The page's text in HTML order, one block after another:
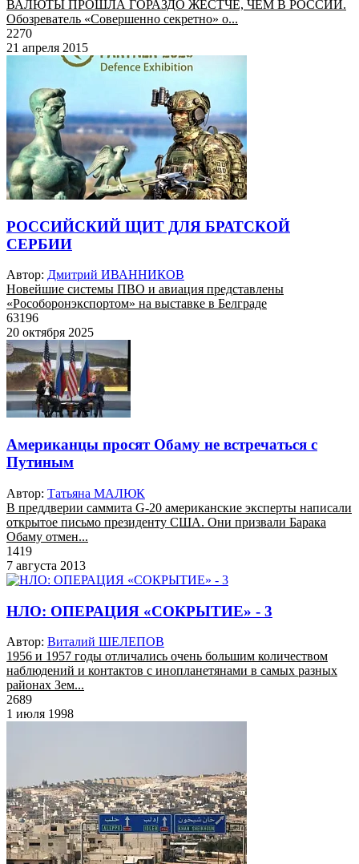
ВАЛЮТЫ ПРОШЛА ГОРАЗДО ЖЕСТЧЕ, ЧЕМ В РОССИИ.
Обозреватель «Совершенно секретно» о...
2270
21 апреля 2015
РОССИЙСКИЙ ЩИТ ДЛЯ БРАТСКОЙ
СЕРБИИ
Автор: Дмитрий ИВАННИКОВ
Новейшие системы ПВО и авиация представлены
«Рособоронэкспортом» на выставке в Белграде
63196
20 октября 2025
Американцы просят Обаму не встречаться с
Путиным
Автор: Татьяна МАЛЮК
В преддверии саммита G-20 американские эксперты написали
открытое письмо президенту США. Они призвали Барака
Обаму отмен...
1419
7 августа 2013
НЛО: ОПЕРАЦИЯ «СОКРЫТИЕ» - 3
Автор: Виталий ШЕЛЕПОВ
1956 и 1957 годы отличались очень большим количеством
наблюдений и контактов с инопланетянами в самых разных
районах Зем...
2689
1 июля 1998